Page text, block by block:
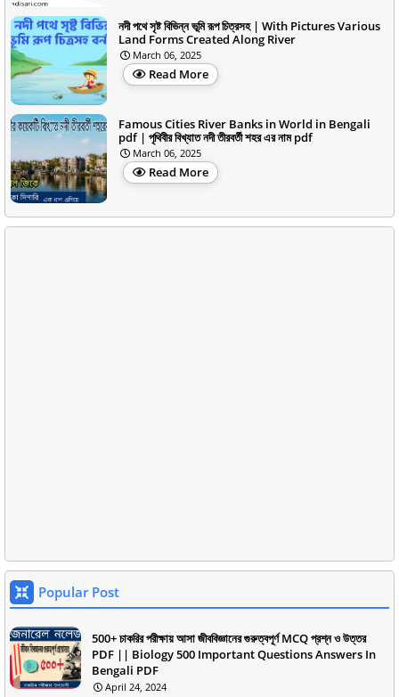
নদী পথে সৃষ্ট বিভিন্ন ভূমি রূপ চিত্রসহ | With Pictures Various
Land Forms Created Along River
March 06, 2025
Read More
Famous Cities River Banks in World in Bengali
pdf | পৃথিবীর বিখ্যাত নদী তীরবর্তী শহর এর নাম pdf
March 06, 2025
Read More
Popular Post
500+ চাকরির পরীক্ষায় আসা জীববিজ্ঞানের গুরুত্বপূর্ণ MCQ প্রশ্ন ও উত্তর
PDF || Biology 500 Important Questions Answers In
Bengali PDF
April 24, 2024